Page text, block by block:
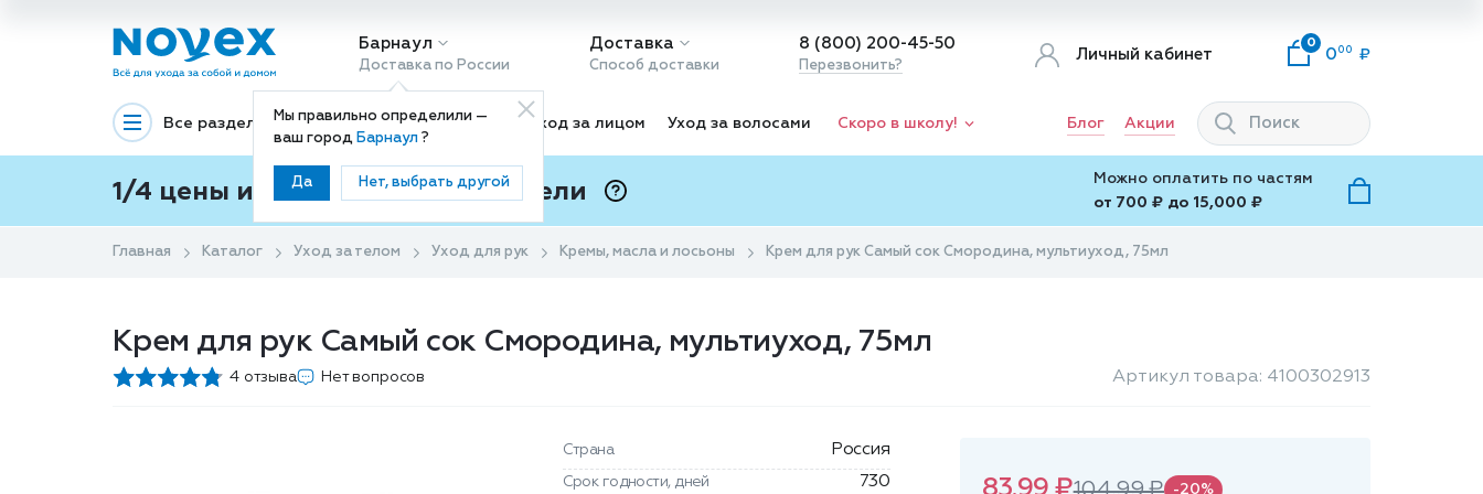
Барнаул
Доставка по России
Мы правильно определили —
ваш город Барнаул?
Да Нет, выбрать другой
Доставка
Способ доставки
8 (800) 200-45-50
Перезвонить?
Личный кабинет
0
0 00
Все разделы Декоративная косметика Уход за лицом Уход за волосами Скоро в школу! Блог Акции
1/4 цены и покупки ваши с Подели
Можно оплатить по частям
от 700 ₽ до 15,000 ₽
Главная Каталог Уход за телом Уход для рук Кремы, масла и лосьоны Крем для рук Самый сок Смородина, мультиуход, 75мл
Крем для рук Самый сок Смородина, мультиуход, 75мл
4 отзыва Нет вопросов Артикул товара: 4100302913
Страна Россия
Срок годности, дней 730 83.99 ₽104.99 ₽ -20%